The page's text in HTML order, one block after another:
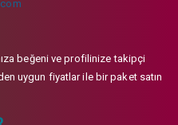
beğeni ve profilinize takipçi
uygun fiyatlar ile bir paket satın